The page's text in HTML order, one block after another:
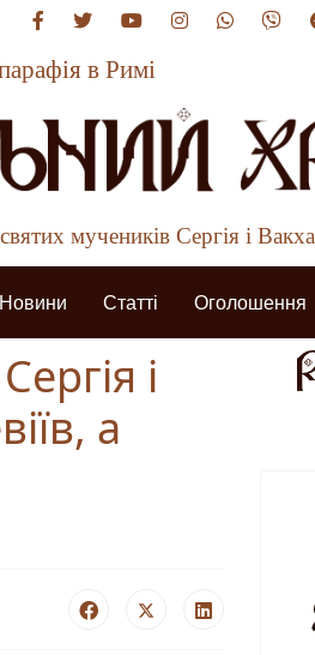
в Римі
мучеників Сергія і Вакха
Новини Статті Оголошення
і
а